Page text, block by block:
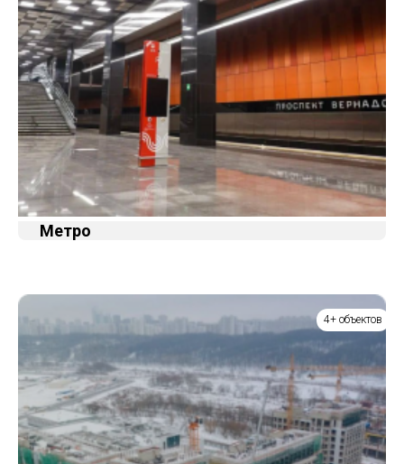
Метро
4+ объектов